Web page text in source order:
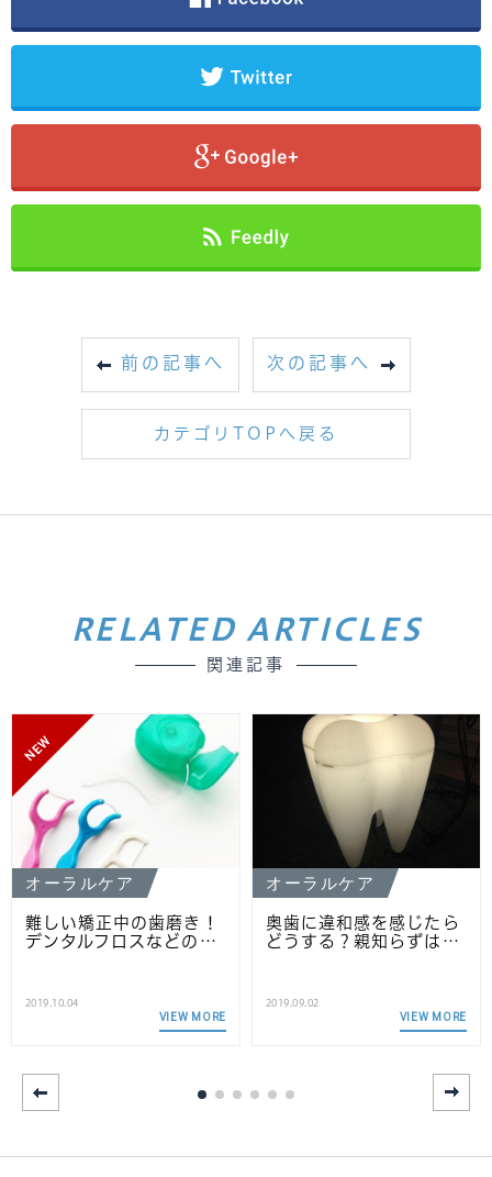
前の記事へ 次の記事へ
カテゴリTOPへ戻る
RELATED ARTICLES
関連記事
NEW
オーラルケア
難しい矯正中の歯磨き！
デンタルフロスなどの…
2019.10.04
VIEW MORE
オーラルケア
奥歯に違和感を感じたら
どうする？親知らずは…
2019.09.02
VIEW MORE